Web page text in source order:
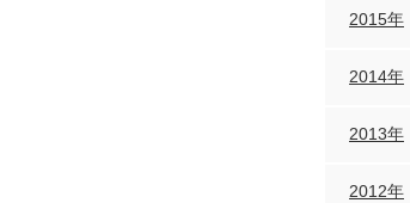
2015年
2014年
2013年
2012年